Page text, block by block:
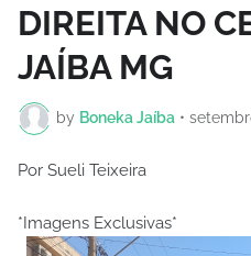
DIREITA NO
JAÍBA MG
by Boneka Jaíba •
Por Sueli Teixeira
*Imagens Exclusivas*